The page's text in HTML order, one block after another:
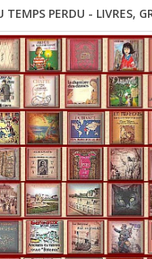
TEMPS PERDU - LIVRES,